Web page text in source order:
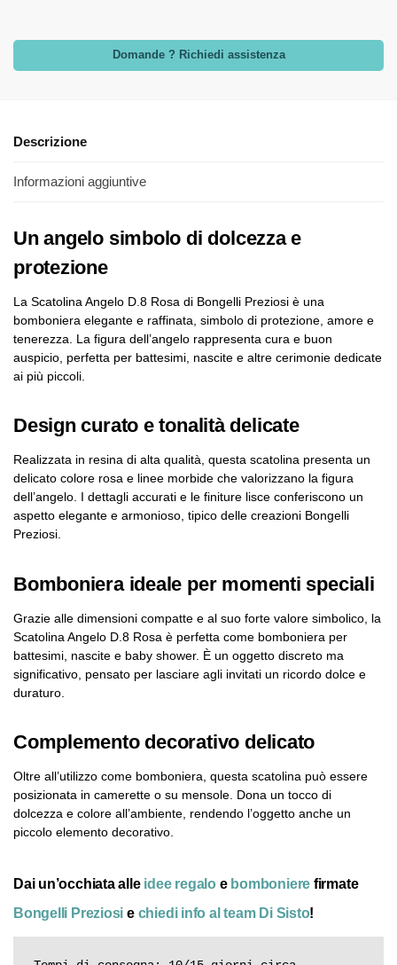
Domande ? Richiedi assistenza
Descrizione
Informazioni aggiuntive
Un angelo simbolo di dolcezza e
protezione
La Scatolina Angelo D.8 Rosa di Bongelli Preziosi è una
bomboniera elegante e raffinata, simbolo di protezione, amore e
tenerezza. La figura dell’angelo rappresenta cura e buon
auspicio, perfetta per battesimi, nascite e altre cerimonie dedicate
ai più piccoli.
Design curato e tonalità delicate
Realizzata in resina di alta qualità, questa scatolina presenta un
delicato colore rosa e linee morbide che valorizzano la figura
dell’angelo. I dettagli accurati e le finiture lisce conferiscono un
aspetto elegante e armonioso, tipico delle creazioni Bongelli
Preziosi.
Bomboniera ideale per momenti speciali
Grazie alle dimensioni compatte e al suo forte valore simbolico, la
Scatolina Angelo D.8 Rosa è perfetta come bomboniera per
battesimi, nascite e baby shower. È un oggetto discreto ma
significativo, pensato per lasciare agli invitati un ricordo dolce e
duraturo.
Complemento decorativo delicato
Oltre all’utilizzo come bomboniera, questa scatolina può essere
posizionata in camerette o su mensole. Dona un tocco di
dolcezza e colore all’ambiente, rendendo l’oggetto anche un
piccolo elemento decorativo.
Dai un’occhiata alle idee regaloe bomboniere firmate
Bongelli Preziosi e chiedi info al team Di Sisto!